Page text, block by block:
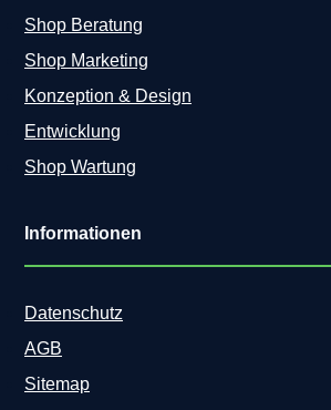
Shop Beratung
Shop Marketing
Konzeption & Design
Entwicklung
Shop Wartung
Informationen
Datenschutz
AGB
Sitemap